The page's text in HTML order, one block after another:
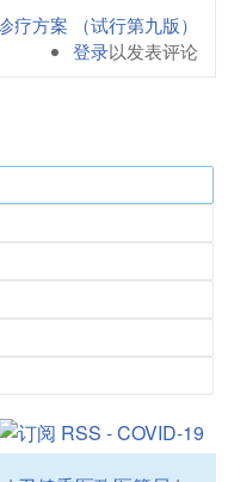
疗方案 （试行第九版）
登录以发表评论